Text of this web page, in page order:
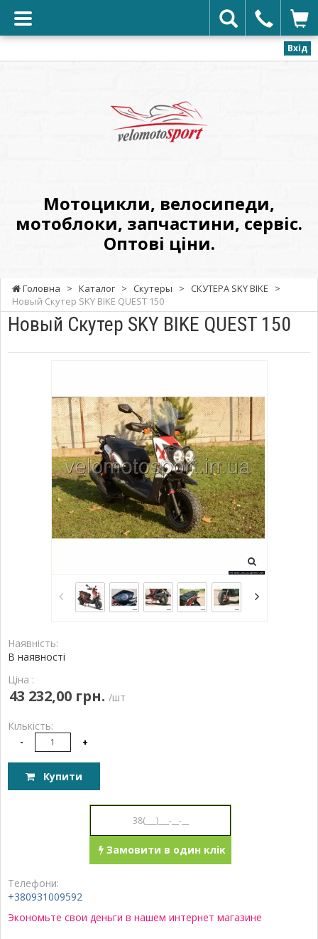
Вхід
Оптові
ціни.
Мотоцикли, велосипеди,
мотоблоки, запчастини, сервіс.
Оптові ціни.
Головна > Каталог > Скутеры > СКУТЕРА SKY BIKE
>
Новый Скутер SKY BIKE QUEST 150
Новый Скутер SKY BIKE QUEST 150
Наявність:
В наявності
Ціна :
43 232,00 грн. /шт
Кількість:
- +
Купити
Замовити в один клік
Телефони:
+380931009592
Экономьте свои деньги в нашем интернет магазине